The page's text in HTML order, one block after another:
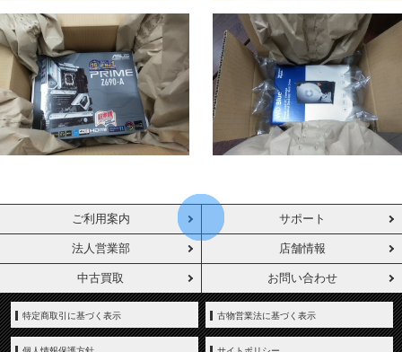
ご利用案内 サポート
法人営業部 店舗情報
中古買取 お問い合わせ
特定商取引に基づく表示 古物営業法に基づく表示